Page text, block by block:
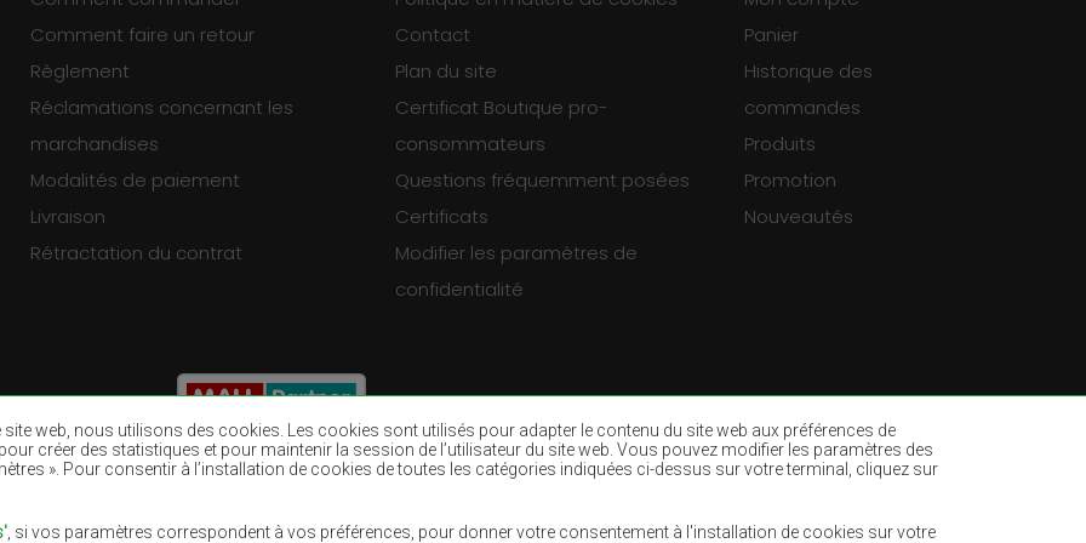
web, nous utilisons des cookies. Les cookies sont utilisés pour adapter le contenu du site web aux préférences de
créer des statistiques et pour maintenir la session de l’utilisateur du site web. Vous pouvez modifier les paramètres des
». Pour consentir à l’installation de cookies de toutes les catégories indiquées ci-dessus sur votre terminal, cliquez sur
, si vos paramètres correspondent à vos préférences, pour donner votre consentement à l'installation de cookies sur votre
Comment faire un retour
Règlement
Réclamations concernant les
marchandises
Modalités de paiement
Livraison
Rétractation du contrat
Contact
Plan du site
Certificat Boutique pro-
consommateurs
Questions fréquemment posées
Certificats
Modifier les paramètres de
confidentialité
Panier
Historique des
commandes
Produits
Promotion
Nouveautés
Tapis pourpres Tapis bleu marine Tapis marron clair